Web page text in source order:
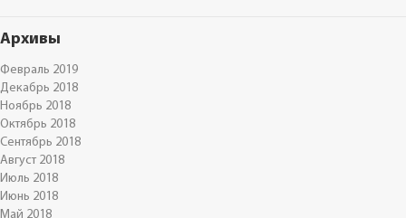
Архивы
Февраль 2019
Декабрь 2018
Ноябрь 2018
Октябрь 2018
Сентябрь 2018
Август 2018
Июль 2018
Июнь 2018
Май 2018